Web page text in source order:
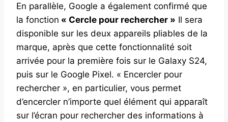
En parallèle, Google a également confirmé que
la fonction « Cercle pour rechercher » Il sera
disponible sur les deux appareils pliables de la
marque, après que cette fonctionnalité soit
arrivée pour la première fois sur le Galaxy S24,
puis sur le Google Pixel. « Encercler pour
rechercher », en particulier, vous permet
d’encercler n’importe quel élément qui apparaît
sur l’écran pour rechercher des informations à